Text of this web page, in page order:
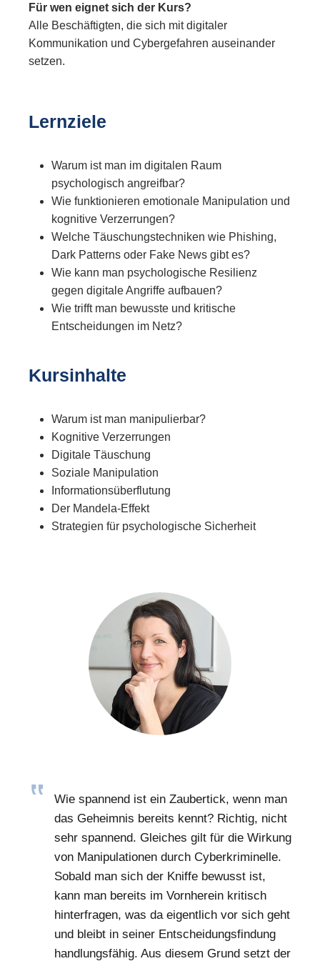
Für wen eignet sich der Kurs?
Alle Beschäftigten, die sich mit digitaler
Kommunikation und Cybergefahren auseinander
setzen.
Lernziele
Warum ist man im digitalen Raum
psychologisch angreifbar?
Wie funktionieren emotionale Manipulation und
kognitive Verzerrungen?
Welche Täuschungstechniken wie Phishing,
Dark Patterns oder Fake News gibt es?
Wie kann man psychologische Resilienz
gegen digitale Angriffe aufbauen?
Wie trifft man bewusste und kritische
Entscheidungen im Netz?
Kursinhalte
Warum ist man manipulierbar?
Kognitive Verzerrungen
Digitale Täuschung
Soziale Manipulation
Informationsüberflutung
Der Mandela-Effekt
Strategien für psychologische Sicherheit
Wie spannend ist ein Zaubertick, wenn man
das Geheimnis bereits kennt? Richtig, nicht
sehr spannend. Gleiches gilt für die Wirkung
von Manipulationen durch Cyberkriminelle.
Sobald man sich der Kniffe bewusst ist,
kann man bereits im Vornherein kritisch
hinterfragen, was da eigentlich vor sich geht
und bleibt in seiner Entscheidungsfindung
handlungsfähig. Aus diesem Grund setzt der